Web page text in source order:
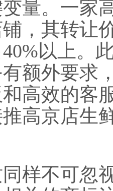
量。一家
，其转让
以上。
额外要求
高效的客
高京店生
样不可忽